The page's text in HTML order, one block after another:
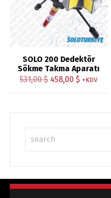
SOLO 200 Dedektör
Sökme Takma Aparatı
531,00$ Orijinal
458,00 $ Şu
+KDV